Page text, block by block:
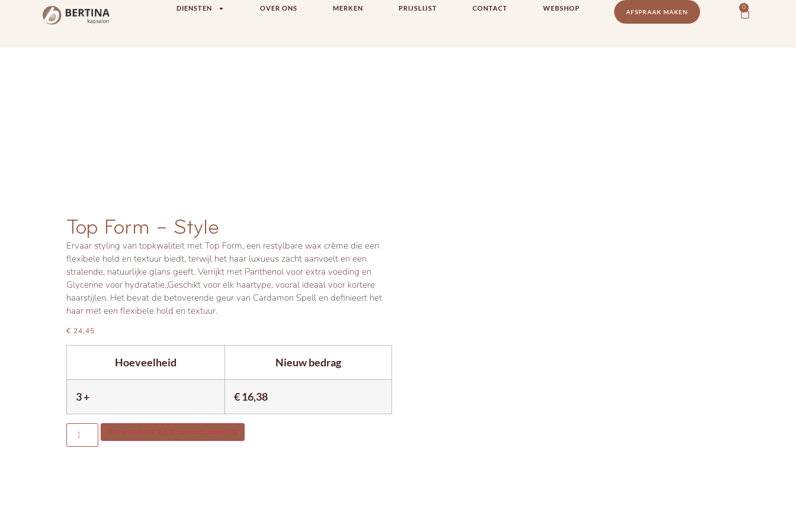
DIENSTEN OVER ONS MERKEN PRIJSLIJST CONTACT WEBSHOP AFSPRAAK MAKEN
0
Top Form – Style
Ervaar styling van topkwaliteit met Top Form, een restylbare wax crème die een
flexibele hold en textuur biedt, terwijl het haar luxueus zacht aanvoelt en een
stralende, natuurlijke glans geeft. Verrijkt met Panthenol voor extra voeding en
Glycerine voor hydratatie.,Geschikt voor elk haartype, vooral ideaal voor kortere
haarstijlen. Het bevat de betoverende geur van Cardamon Spell en definieert het
haar met een flexibele hold en textuur.
€ 24,45
Hoeveelheid Nieuw bedrag
3 + €16,38
TOEVOEGEN AAN WINKELWAGEN